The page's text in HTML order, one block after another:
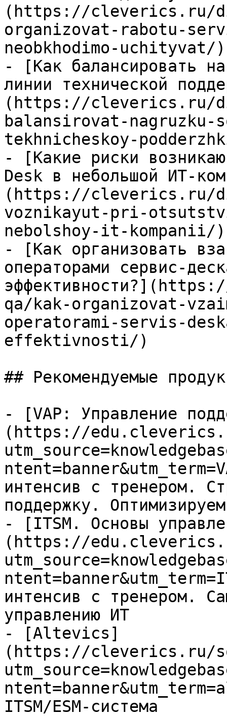
(https://cleverics.ru/
organizovat-rabotu-
neobkhodimo-uchityvat/)
- [Как балансировать
линии технической
(https://cleverics.ru/
balansirovat-
tekhnicheskoy-
- [Какие риски
Desk в небольшой ИТ-
(https://cleverics.ru/
voznikayut-pri-
nebolshoy-it-kompanii/)
- [Как организовать
операторами сервис-
qa/kak-organizovat-
operatorami-servis-
effektivnosti/)
## Рекомендуемые
- [VAP: Управление
(https://
интенсив с тренером.
поддержку.
- [ITSM. Основы
(https://
интенсив с тренером.
управлению ИТ
- [Altevics]
(https://cleverics.ru/
ITSM/ESM-система